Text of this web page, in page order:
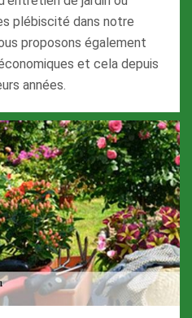
plébiscité dans notre
proposons également
et cela depuis
années.